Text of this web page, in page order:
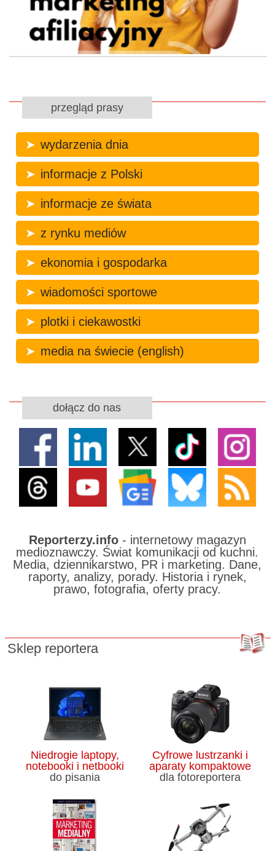
przegląd prasy
wydarzenia dnia
informacje z Polski
informacje ze świata
z rynku mediów
ekonomia i gospodarka
wiadomości sportowe
plotki i ciekawostki
media na świecie (english)
dołącz do nas
Reporterzy.info- internetowy magazyn
medioznawczy. Świat komunikacji od kuchni.
Media, dziennikarstwo, PR i marketing. Dane,
raporty, analizy, porady. Historia i rynek,
prawo, fotografia, oferty pracy.
Sklep reportera
Niedrogie laptopy,
notebooki i netbooki
do pisania
Cyfrowe lustrzanki i
aparaty kompaktowe
dla fotoreportera